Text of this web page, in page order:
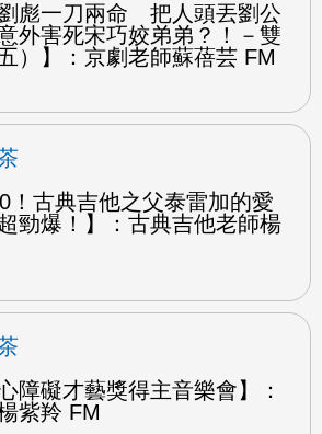
劉彪一刀兩命 把人頭丟劉公
外害死宋巧姣弟弟？！－雙
）】：京劇老師蘇蓓芸 FM
！古典吉他之父泰雷加的愛
勁爆！】：古典吉他老師楊
障礙才藝獎得主音樂會】：
紫羚 FM